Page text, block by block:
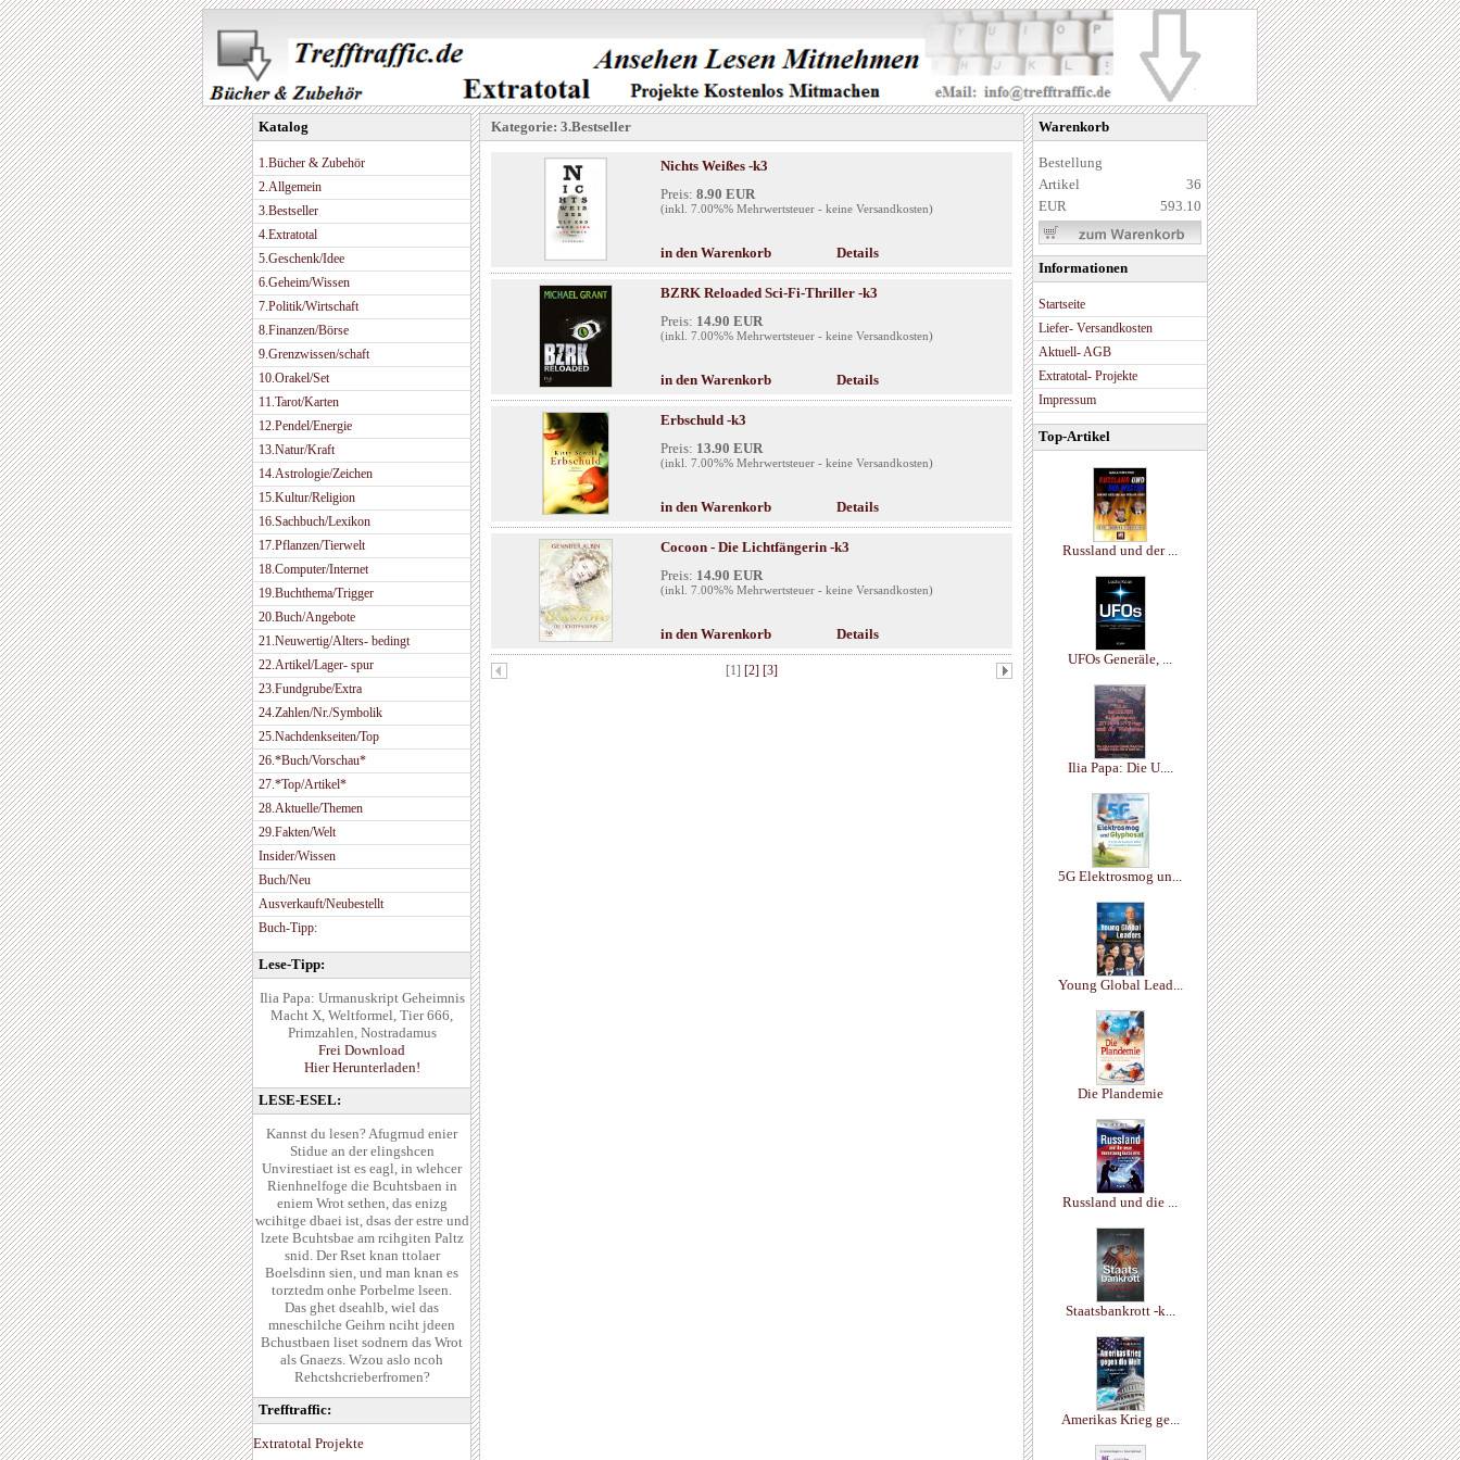
Katalog
1.Bücher & Zubehör
2.Allgemein
3.Bestseller
4.Extratotal
5.Geschenk/Idee
6.Geheim/Wissen
7.Politik/Wirtschaft
8.Finanzen/Börse
9.Grenzwissen/schaft
10.Orakel/Set
11.Tarot/Karten
12.Pendel/Energie
13.Natur/Kraft
14.Astrologie/Zeichen
15.Kultur/Religion
16.Sachbuch/Lexikon
17.Pflanzen/Tierwelt
18.Computer/Internet
19.Buchthema/Trigger
20.Buch/Angebote
21.Neuwertig/Alters- bedingt
22.Artikel/Lager- spur
23.Fundgrube/Extra
24.Zahlen/Nr./Symbolik
25.Nachdenkseiten/Top
26.*Buch/Vorschau*
27.*Top/Artikel*
28.Aktuelle/Themen
29.Fakten/Welt
Insider/Wissen
Buch/Neu
Ausverkauft/Neubestellt
Buch-Tipp:
Lese-Tipp:
Ilia Papa: Urmanuskript Geheimnis
Macht X, Weltformel, Tier 666,
Primzahlen, Nostradamus
Frei Download
Hier Herunterladen!
LESE-ESEL:
Kannst du lesen? Afugrnud enier
Stidue an der elingshcen
Unvirestiaet ist es eagl, in wlehcer
Rienhnelfoge die Bcuhtsbaen in
eniem Wrot sethen, das enizg
wcihitge dbaei ist, dsas der estre und
lzete Bcuhtsbae am rcihgiten Paltz
snid. Der Rset knan ttolaer
Boelsdinn sien, und man knan es
torztedm onhe Porbelme lseen.
Das ghet dseahlb, wiel das
mneschilche Geihrn nciht jdeen
Bchustbaen liset sodnern das Wrot
als Gnaezs. Wzou aslo ncoh
Rehctshcrieberfromen?
Trefftraffic:
Extratotal Projekte
Kategorie: 3.Bestseller
Nichts Weißes -k3
Preis: 8.90 EUR
(inkl. 7.00%% Mehrwertsteuer - keine Versandkosten)
in den Warenkorb Details
BZRK Reloaded Sci-Fi-Thriller -k3
Preis: 14.90 EUR
(inkl. 7.00%% Mehrwertsteuer - keine Versandkosten)
in den Warenkorb Details
Erbschuld -k3
Preis: 13.90 EUR
(inkl. 7.00%% Mehrwertsteuer - keine Versandkosten)
in den Warenkorb Details
Cocoon - Die Lichtfängerin -k3
Preis: 14.90 EUR
(inkl. 7.00%% Mehrwertsteuer - keine Versandkosten)
in den Warenkorb Details
[1] [2] [3]
Warenkorb
Bestellung
Artikel
36
EUR
593.10
Informationen
Startseite
Liefer- Versandkosten
Aktuell- AGB
Extratotal- Projekte
Impressum
Top-Artikel
Russland und der ...
UFOs Generäle, ...
Ilia Papa: Die U....
5G Elektrosmog un...
Young Global Lead...
Die Plandemie
Russland und die ...
Staatsbankrott -k...
Amerikas Krieg ge...